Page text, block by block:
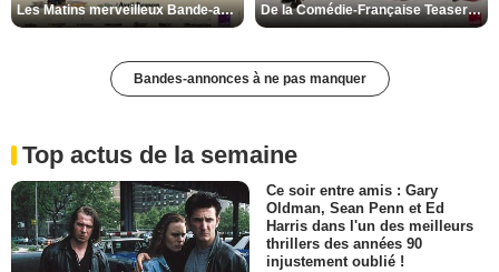
Les Matins merveilleux Bande-annonce VF De la Comédie-Française Teaser VF
Bandes-annonces à ne pas manquer
Top actus de la semaine
Ce soir entre amis : Gary
Oldman, Sean Penn et Ed
Harris dans l'un des meilleurs
thrillers des années 90
injustement oublié !